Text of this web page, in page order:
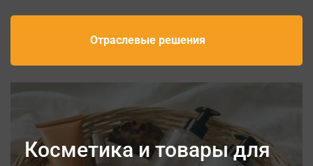
Отраслевые решения
Косметика и товары для